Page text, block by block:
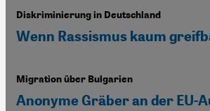
Diskriminierung in Deutschland
Wenn Rassismus kaum
Migration über Bulgarien
Anonyme Gräber an der EU-